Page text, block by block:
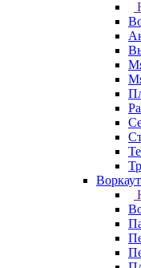
Воркаут